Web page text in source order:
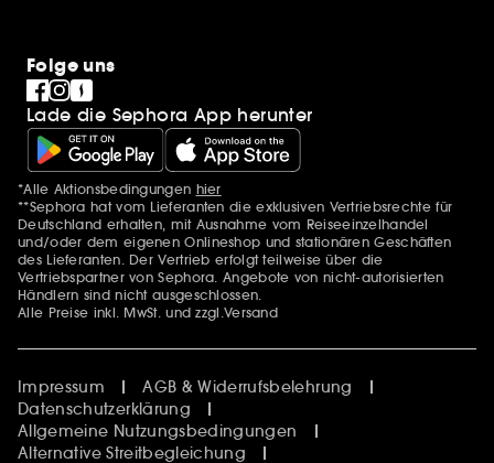
Folge uns
Lade die Sephora App herunter
Zusätzlich Erwähnungen
*Alle Aktionsbedingungen hier
**Sephora hat vom Lieferanten die exklusiven Vertriebsrechte für
Deutschland erhalten, mit Ausnahme vom Reiseeinzelhandel
und/oder dem eigenen Onlineshop und stationären Geschäften
des Lieferanten. Der Vertrieb erfolgt teilweise über die
Vertriebspartner von Sephora. Angebote von nicht-autorisierten
Händlern sind nicht ausgeschlossen.
Alle Preise inkl. MwSt. und zzgl.Versand
Impressum
AGB & Widerrufsbelehrung
Datenschutzerklärung
Allgemeine Nutzungsbedingungen
Alternative Streitbegleichung